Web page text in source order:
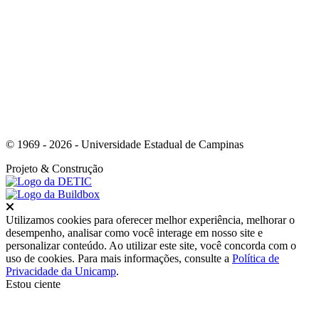
© 1969 - 2026 - Universidade Estadual de Campinas
Projeto & Construção
Utilizamos cookies para oferecer melhor experiência, melhorar o
desempenho, analisar como você interage em nosso site e
personalizar conteúdo. Ao utilizar este site, você concorda com o
uso de cookies. Para mais informações, consulte a Política de
Privacidade da Unicamp.
Estou ciente